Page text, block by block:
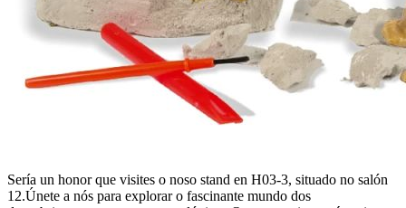
Sería un honor que visites o noso stand en H03-3, situado no salón
12.Únete a nós para explorar o fascinante mundo dos